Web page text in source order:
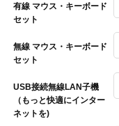
有線 マウス・キーボード
セット
無線 マウス・キーボード
セット
USB接続無線LAN子機
（もっと快適にインター
ネットを)